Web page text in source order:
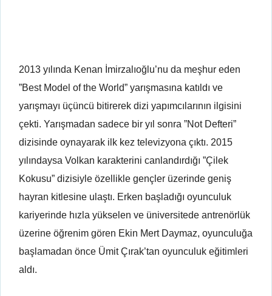
2013 yılında Kenan İmirzalıoğlu’nu da meşhur eden
”Best Model of the World” yarışmasına katıldı ve
yarışmayı üçüncü bitirerek dizi yapımcılarının ilgisini
çekti. Yarışmadan sadece bir yıl sonra ”Not Defteri”
dizisinde oynayarak ilk kez televizyona çıktı. 2015
yılındaysa Volkan karakterini canlandırdığı ”Çilek
Kokusu” dizisiyle özellikle gençler üzerinde geniş
hayran kitlesine ulaştı. Erken başladığı oyunculuk
kariyerinde hızla yükselen ve üniversitede antrenörlük
üzerine öğrenim gören Ekin Mert Daymaz, oyunculuğa
başlamadan önce Ümit Çırak’tan oyunculuk eğitimleri
aldı.